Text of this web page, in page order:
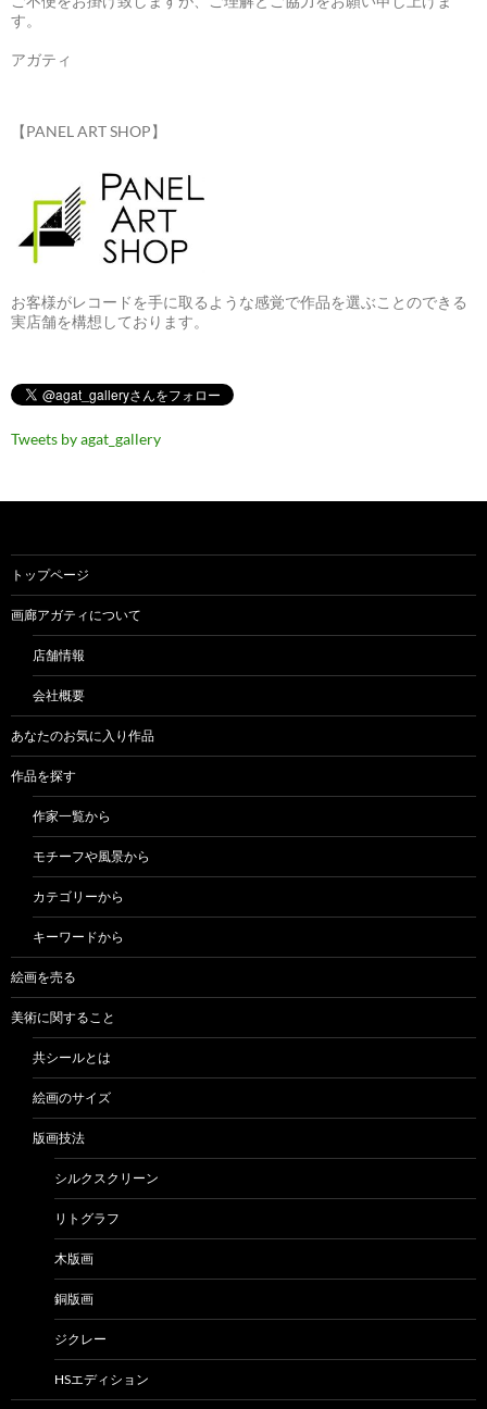
す。
アガティ
【PANEL ART SHOP】
お客様がレコードを手に取るような感覚で作品を選ぶことのできる
実店舗を構想しております。
Tweets by agat_gallery
トップページ
画廊アガティについて
店舗情報
会社概要
あなたのお気に入り作品
作品を探す
作家一覧から
モチーフや風景から
カテゴリーから
キーワードから
絵画を売る
美術に関すること
共シールとは
絵画のサイズ
版画技法
シルクスクリーン
リトグラフ
木版画
銅版画
ジクレー
HSエディション